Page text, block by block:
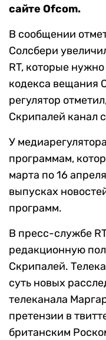
сайте Ofcom.
В сообщении
Солсбери
RT, которые
кодекса вещания
регулятор
Скрипалей канал
У
программам,
марта по 16
выпусках
программ.
В пресс-службе
редакционную
Скрипалей.
суть новых
телеканала
претензии в
британским